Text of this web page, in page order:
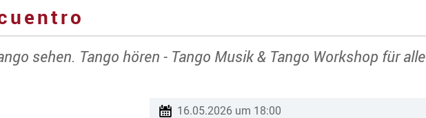
sehen. Tango hören - Tango Musik & Tango Workshop für alle
16.05.2026 um 18:00